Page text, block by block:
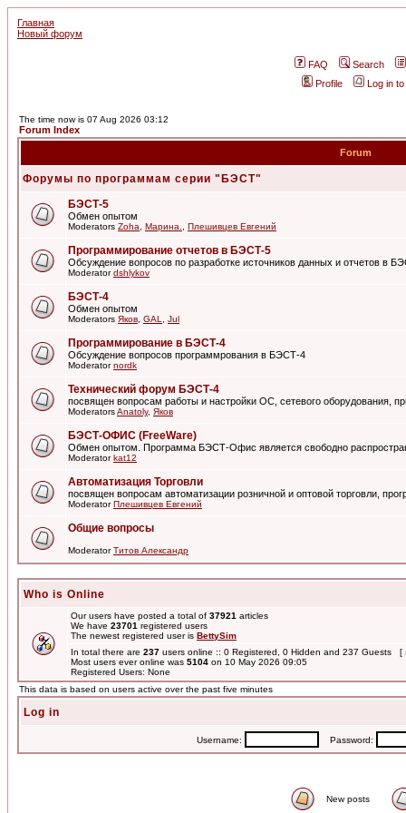
Главная
Новый форум
FAQ
Search
Profile
Log in
The time now is 07 Aug 2026 03:12
Forum Index
Forum
Форумы по программам серии "БЭСТ"
БЭСТ-5
Обмен опытом
Moderators Zoha Марина. Плешивцев Евгений
Программирование отчетов в БЭСТ-5
Обсуждение вопросов по разработке источников данных и отчетов в
Moderatordshlykov
БЭСТ-4
Обмен опытом
Moderators Яков GAL Jul
Программирование в БЭСТ-4
Обсуждение вопросов программрования в БЭСТ-4
Moderatornordk
Технический форум БЭСТ-4
посвящен вопросам работы и настройки ОС, сетевого оборудования,
ModeratorsAnatoly, Яков
БЭСТ-ОФИС (FreeWare)
Обмен опытом. Программа БЭСТ-Офис является свободно
Moderatorkat12
Автоматизация Торговли
посвящен вопросам автоматизации розничной и оптовой торговли,
ModeratorПлешивцев Евгений
Общие вопросы
ModeratorТитов Александр
Who is Online
Our users have posted a total of 37921 articles
We have 23701 registered users
The newest registered user is BettySim
In total there are 237 users online :: 0 Registered, 0 Hidden and 237 Guests [
Most users ever online was 5104 on 10 May 2026 09:05
Registered Users: None
This data is based on users active over the past five minutes
Log in
Username: Password:
New posts